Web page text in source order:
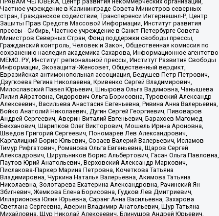
Частное учреждение в Калининграде Совета Министров северных
стран, Гражданское содействие, Трансперенси Интернешнл-Р, Центр
Защиты Прав Средств Массовой Информации, Институт развития
прессы - Сибирь, Частное учреждение в Санкт-Петербурге Совета
Министров Северных Стран, Фонд поддержки свободы прессы,
Гражданский контроль, Человек и Закон, Общественная комиссия по
сохранению наследия академика Сахарова, Информационное агентство
МЕМО. РУ, Институт региональной прессы, Институт Развития Свободы
Информации, Экозащита!-Женсовет, Общественный вердикт,
Евразийская антимонопольная ассоциация, Бедушев Петр Петрович,
Дзугкоева Регина Николаевна, Кривенко Сергей Владимирович,
Милославский Павел Юрьевич, Шнырова Ольга Вадимовна, Чанышева
Лилия Айратовна, Сидорович Ольга Борисовна, Туровский Александр
Алексеевич, Васильева Анастасия Евгеньевна, Ривина Анна Валерьевна,
Бойко Анатолий Николаевич, Дугин Сергей Георгиевич, Пивоваров
Андрей Сергеевич, Аверин Виталий Евгеньевич, Барахоев Магомед
Бекханович, Шарипков Олег Викторович, Мошель Ирина Ароновна,
Шведов Григорий Сергеевич, Пономарев Лев Александрович,
Каргалицкий Борис Юльевич, Созаев Валерий Валерьевич, Исламов
Тимур Рифгатович, Романова Ольга Евгеньевна, Щаров Сергей
Алексадрович, Цирульников Борис Альбертович, Гасан Ольга Павловна,
Паутов Юрий Анатольевич, Верховский Александр Маркович,
Пислакова-Паркер Марина Петровна, Кочеткова Татьяна
Владимировна, Чуркина Наталья Валерьевна, Акимова Татьяна
Николаевна, Золотарева Екатерина Александровна, Рачинский Ян
Збигневич, Жемкова Елена Борисовна, Гудков Лев Дмитриевич,
Илларионова Юлия Юрьевна, Саранг Анна Васильевна, Захарова
Светлана Сергеевна, Аверин Владимир Анатольевич, Щур Татьяна
Михайловна, Щур Николай Алексеевич, Блинушов Андрей Юрьевич,